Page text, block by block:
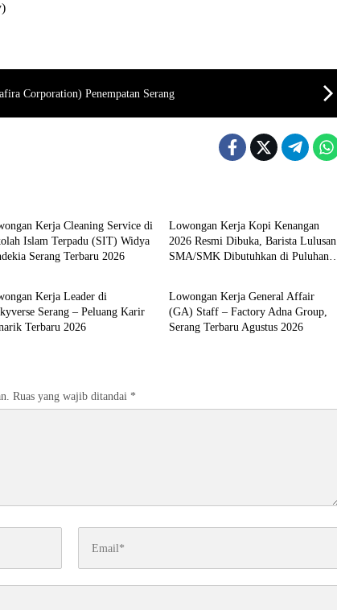
Corporation) Penempatan Serang
Kerja Cleaning Service di
Islam Terpadu (SIT) Widya
Serang Terbaru 2026
Lowongan Kerja Kopi Kenangan
2026 Resmi Dibuka, Barista Lulusan
SMA/SMK Dibutuhkan di Puluhan
LOKER SERANG
Kerja Leader di
Serang – Peluang Karir
Terbaru 2026
Lowongan Kerja General Affair
(GA) Staff – Factory Adna Group,
Serang Terbaru Agustus 2026
Ruas yang wajib ditandai *